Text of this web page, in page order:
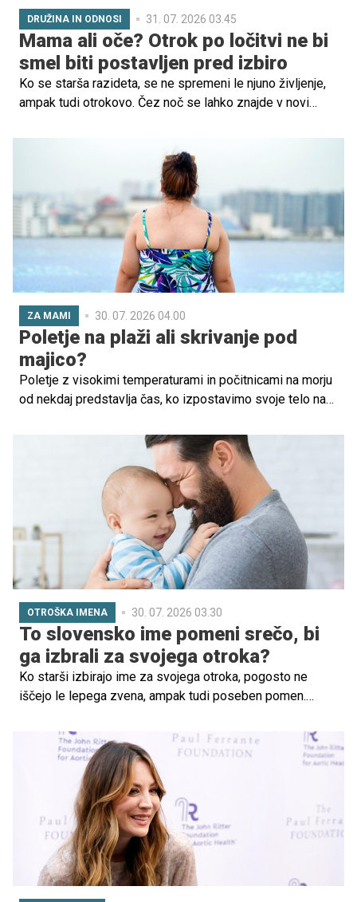
DRUŽINA IN ODNOSI 31. 07. 2026 03.45
Mama ali oče? Otrok po ločitvi ne bi
smel biti postavljen pred izbiro
Ko se starša razideta, se ne spremeni le njuno življenje,
ampak tudi otrokovo. Čez noč se lahko znajde v novi
vprašanjem, kako bo zdaj videti njegovo vsakdanje
življenje. A ena stvar ostaja nespremenjena: otrok še
vedno potrebuje oba starša.
ZA MAMI 30. 07. 2026 04.00
Poletje na plaži ali skrivanje pod
majico?
Poletje z visokimi temperaturami in počitnicami na morju
od nekdaj predstavlja čas, ko izpostavimo svoje telo na
se usedeš, krive noge, roke brez kančka mišične mase
ali rane po poskusu samopoškodovanja. Če lahko to
skozi jesen, zimo in pomlad uspešno prekrivamo z
ohlapnimi dolgimi oblačili, poleti s tem pritegnemo
dodatno pozornost. In dodatne pozornosti si mladostniki,
ki želijo ostati "nevidni", ne želijo.
OTROŠKA IMENA 30. 07. 2026 03.30
To slovensko ime pomeni srečo, bi
ga izbrali za svojega otroka?
Ko starši izbirajo ime za svojega otroka, pogosto ne
iščejo le lepega zvena, ampak tudi poseben pomen.
simboliko, ki spremlja otroka skozi življenje. Med takšna
spada tudi staro slovensko ime Srečko. Ime, ki že samo
s svojim pomenom izraža eno največjih želja za vsakega
otroka: srečo.